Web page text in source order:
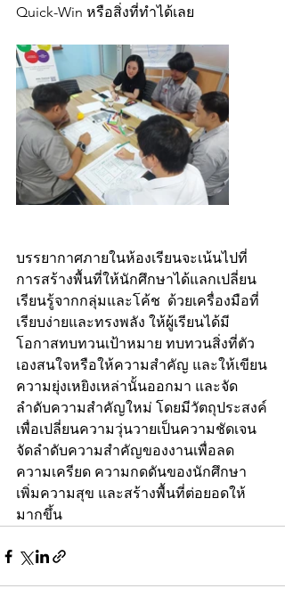
Quick-Win หรือสิ่งที่ทำได้เลย
บรรยากาศภายในห้องเรียนจะเน้นไปที่
การสร้างพื้นที่ให้นักศึกษาได้แลกเปลี่ยน
เรียนรู้จากกลุ่มและโค้ช  ด้วยเครื่องมือที่
เรียบง่ายและทรงพลัง ให้ผู้เรียนได้มี
โอกาสทบทวนเป้าหมาย ทบทวนสิ่งที่ตัว
เองสนใจหรือให้ความสำคัญ และให้เขียน
ความยุ่งเหยิงเหล่านั้นออกมา และจัด
ลำดับความสำคัญใหม่ โดยมีวัตถุประสงค์
เพื่อเปลี่ยนความวุ่นวายเป็นความชัดเจน
จัดลำดับความสำคัญของงานเพื่อลด
ความเครียด ความกดดันของนักศึกษา
เพิ่มความสุข และสร้างพื้นที่ต่อยอดให้
มากขึ้น